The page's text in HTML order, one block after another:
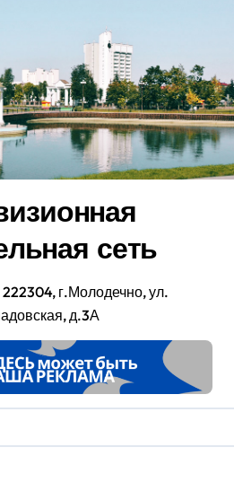
сеть
г.Молодечно, ул.
д.3А